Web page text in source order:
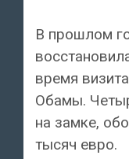
В прошлом
время
Обамы.
на замке,
тысяч евро.